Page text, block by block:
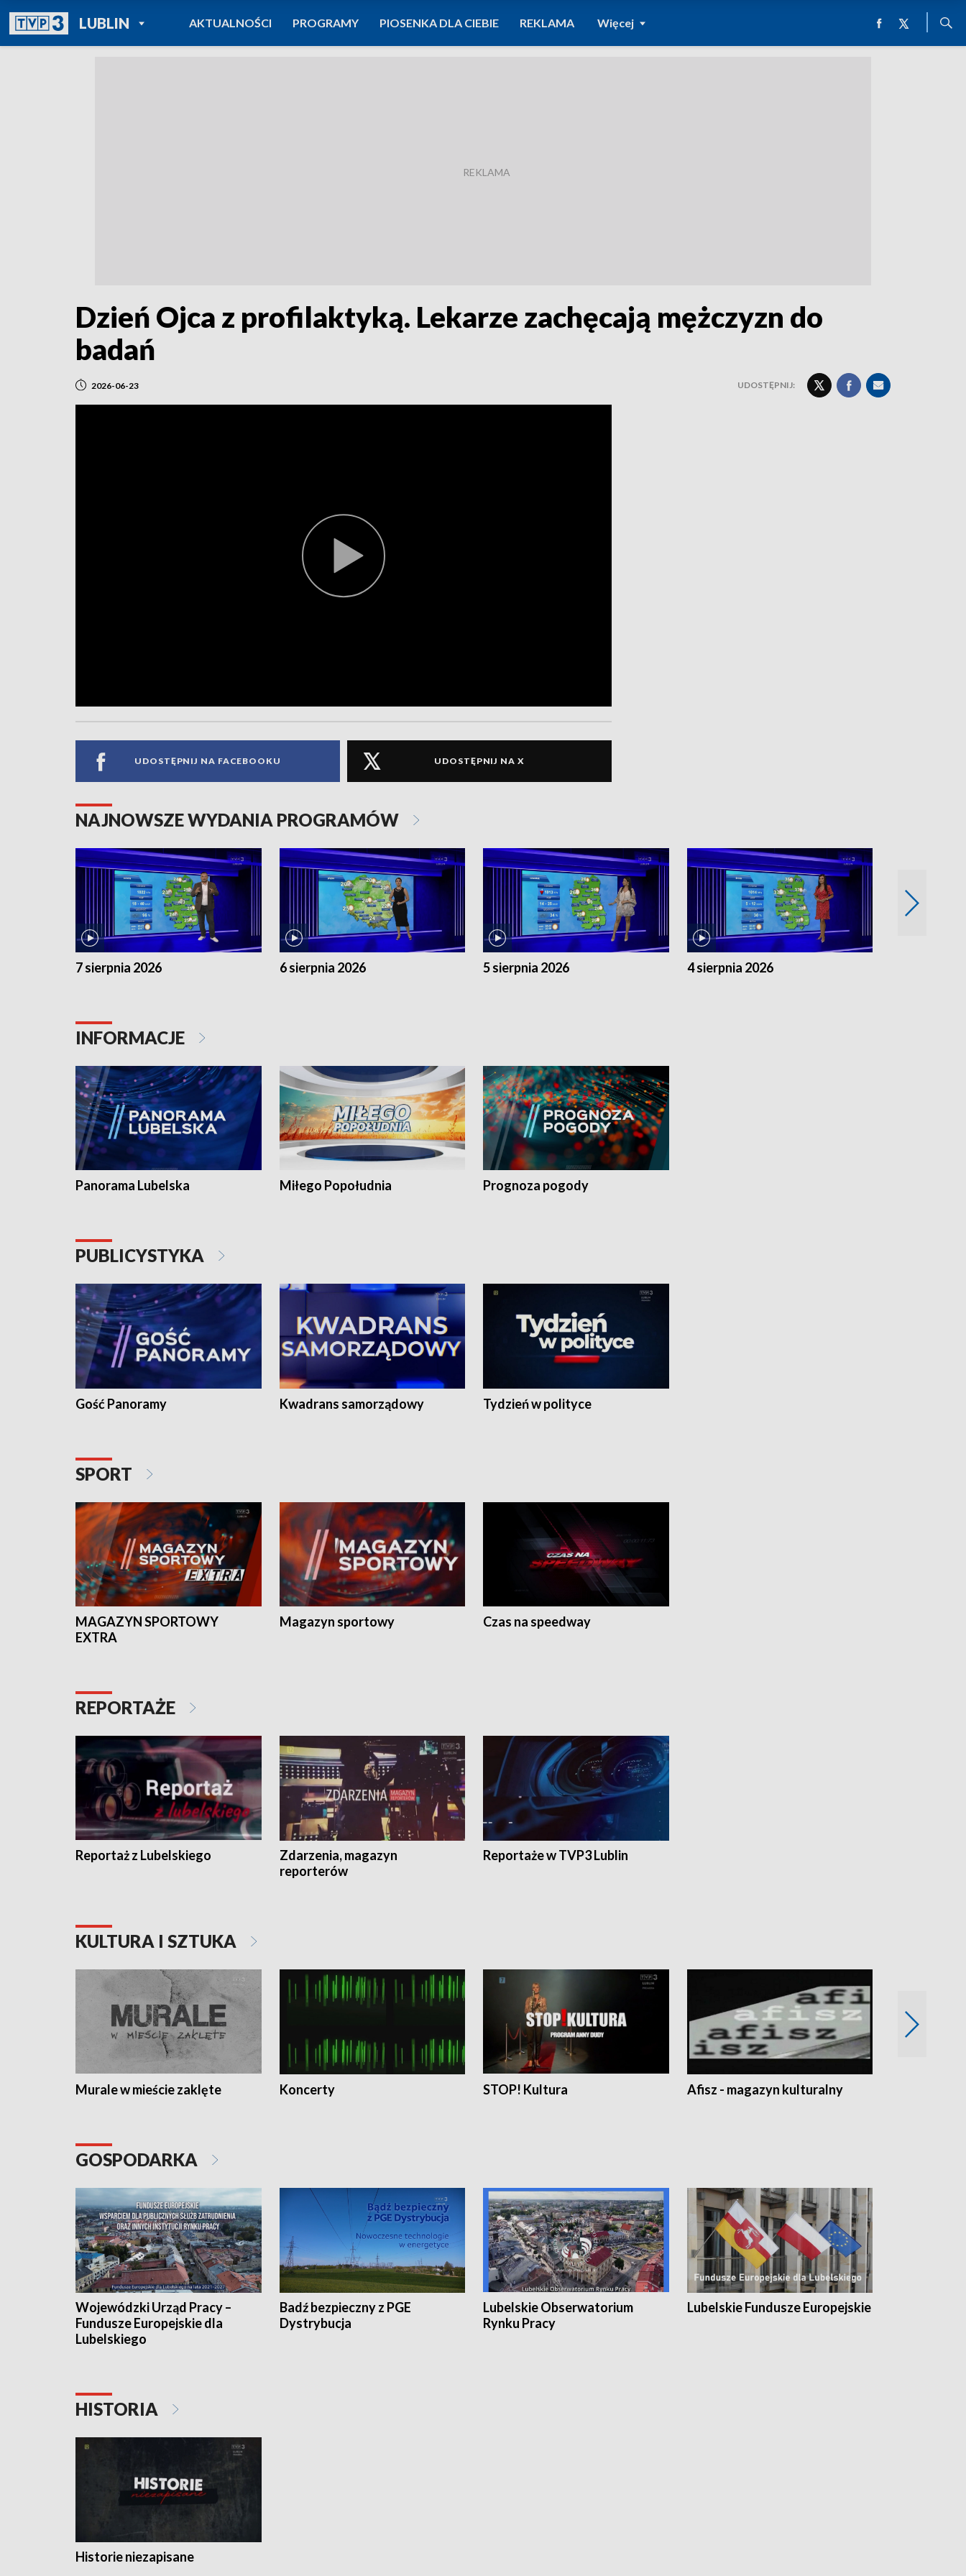
LUBLINPOWRÓT DO
TVP REGIONY
AKTUALNOŚCI PROGRAMY PIOSENKA DLA CIEBIE REKLAMA Więcej
Dzień Ojca z profilaktyką. Lekarze zachęcają mężczyzn do
badań
2026-06-23 UDOSTĘPNIJ:
UDOSTĘPNIJ NA FACEBOOKU UDOSTĘPNIJ NA X
NAJNOWSZE WYDANIA PROGRAMÓW
7 sierpnia 2026 6 sierpnia 2026 5 sierpnia 2026 4 sierpnia 2026
INFORMACJE
Panorama Lubelska Miłego Popołudnia Prognoza pogody
PUBLICYSTYKA
Gość Panoramy Kwadrans samorządowy Tydzień w polityce
SPORT
MAGAZYN SPORTOWY
EXTRA
Magazyn sportowy Czas na speedway
REPORTAŻE
Reportaż z Lubelskiego
Zdarzenia, magazyn
reporterów
Reportaże w TVP3 Lublin
KULTURA I SZTUKA
Murale w mieście zaklęte Koncerty STOP! Kultura Afisz - magazyn kulturalny
GOSPODARKA
Wojewódzki Urząd Pracy –
Fundusze Europejskie dla
Lubelskiego
Badź bezpieczny z PGE
Dystrybucja
Lubelskie Obserwatorium
Rynku Pracy
Lubelskie Fundusze Europejskie
HISTORIA
Historie niezapisane